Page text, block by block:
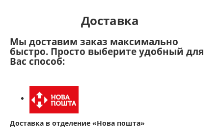
Доставка
Мы доставим заказ максимально
быстро. Просто выберите удобный для
Вас способ:
Доставка в отделение «Нова пошта»